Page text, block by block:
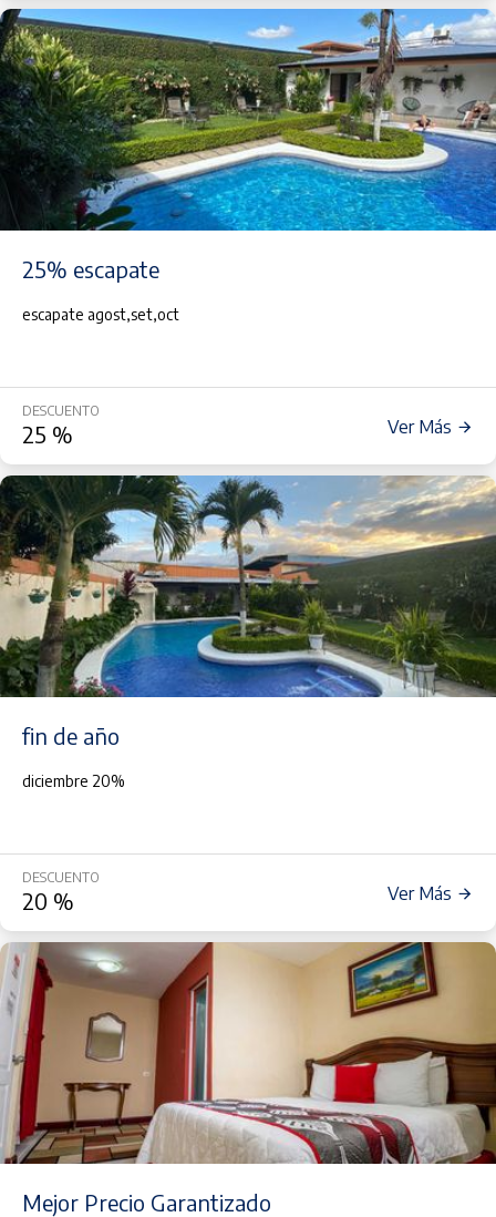
25% escapate
escapate agost,set,oct
DESCUENTO
25 % Ver Más
fin de año
diciembre 20%
DESCUENTO
20 % Ver Más
Mejor Precio Garantizado